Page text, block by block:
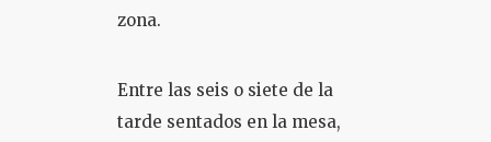
zona.
Entre las seis o siete de la
tarde sentados en la mesa,